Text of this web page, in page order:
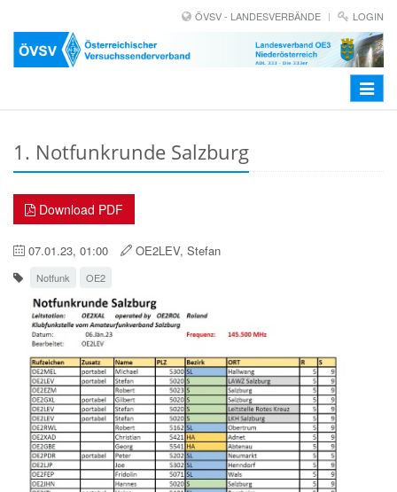
ÖVSV - LANDESVERBÄNDE LOGIN
Toggle
1. Notfunkrunde Salzburg
Download PDF
07.01.23, 01:00 OE2LEV, Stefan
Notfunk OE2